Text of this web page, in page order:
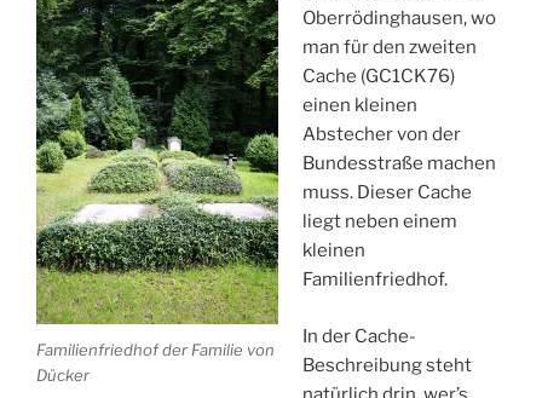
Familienfriedhof der Familie von
Dücker
Oberrödinghausen, wo
man für den zweiten
Cache (GC1CK76)
einen kleinen
Abstecher von der
Bundesstraße machen
muss. Dieser Cache
liegt neben einem
kleinen
Familienfriedhof.
In der Cache-
Beschreibung steht